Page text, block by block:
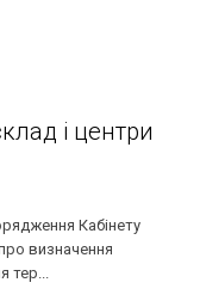
і центри
Кабінету
визначення
тер...